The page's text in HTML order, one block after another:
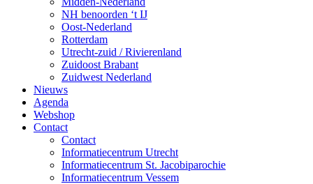
NH benoorden ‘t IJ
Oost-Nederland
Rotterdam
Utrecht-zuid / Rivierenland
Zuidoost Brabant
Zuidwest Nederland
Nieuws
Agenda
Webshop
Contact
Contact
Informatiecentrum Utrecht
Informatiecentrum St. Jacobiparochie
Informatiecentrum Vessem